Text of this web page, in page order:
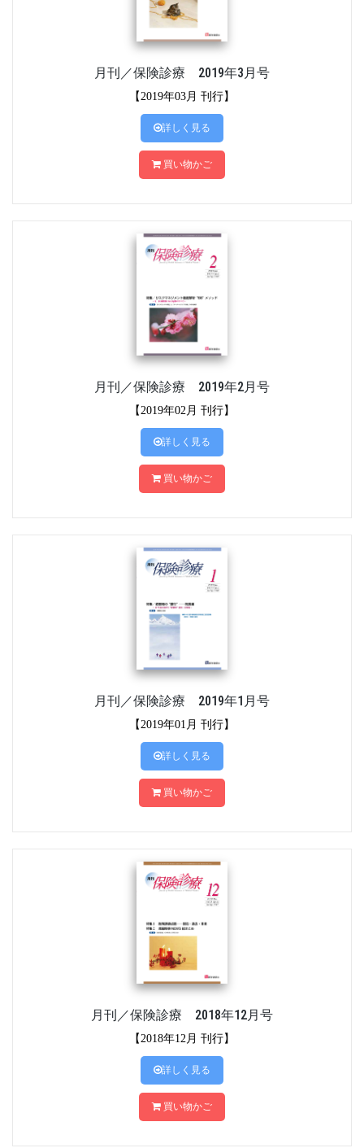
月刊／保険診療 2019年3月号
【2019年03月 刊行】
詳しく見る
買い物かご
月刊／保険診療 2019年2月号
【2019年02月 刊行】
詳しく見る
買い物かご
月刊／保険診療 2019年1月号
【2019年01月 刊行】
詳しく見る
買い物かご
月刊／保険診療 2018年12月号
【2018年12月 刊行】
詳しく見る
買い物かご